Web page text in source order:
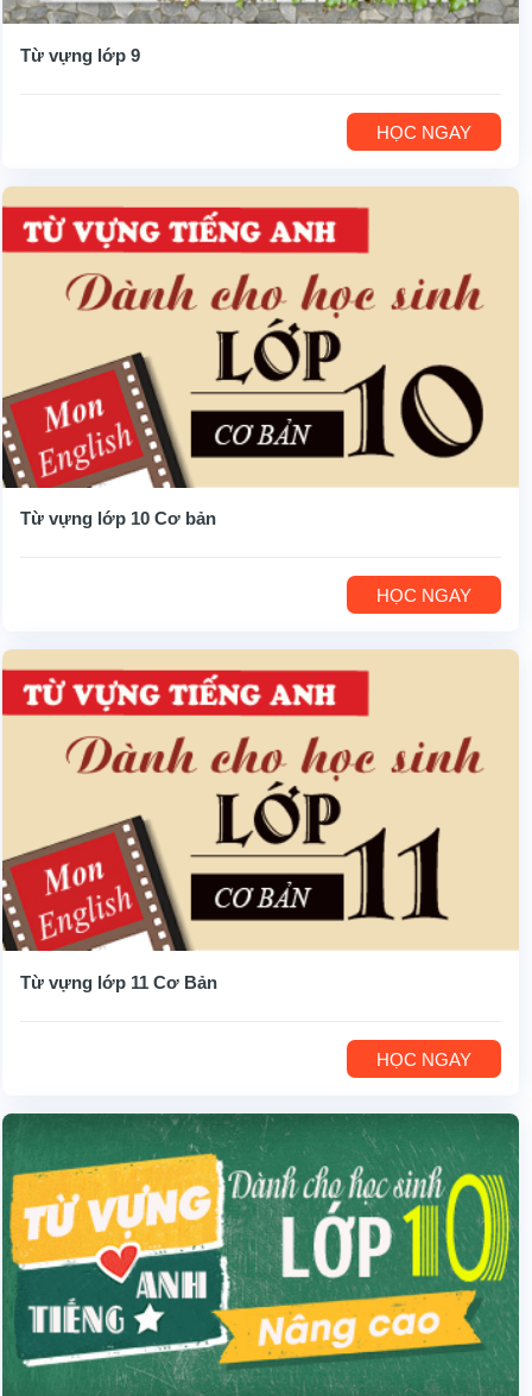
Từ vựng lớp 9
HỌC NGAY
Từ vựng lớp 10 Cơ bản
HỌC NGAY
Từ vựng lớp 11 Cơ Bản
HỌC NGAY